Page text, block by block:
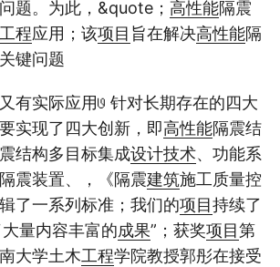
题。为此，&quote； 高性能隔震
工程应用；该项目 旨在解决高性能隔
键问题
有实际应用𞓜 针对长期存在的四大
实现了四大创新，即高性能隔震结
结构多目标集成设计技术、功能系
隔震装置、，《隔震建筑施工质量控
了一系列标准；我们的项目持续了
量内容丰富的成果”；获奖项目第
大学土木工程学院教授郭彤在接受